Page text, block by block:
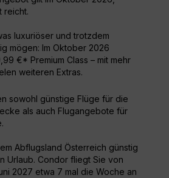
reicht.
luxuriöser und trotzdem
mögen: Im Oktober 2026
€* Premium Class – mit mehr
weiteren Extras.
sowohl günstige Flüge für die
als auch Flugangebote für
Abflugsland Österreich günstig
Urlaub. Condor fliegt Sie von
2027 etwa 7 mal die Woche an